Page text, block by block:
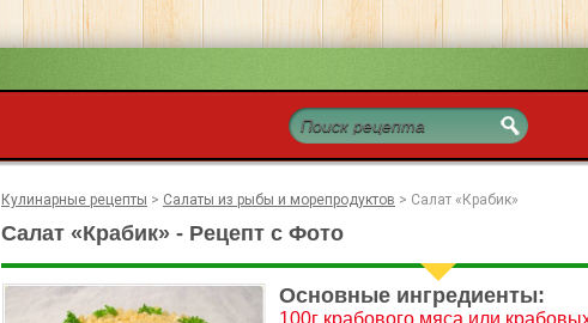
Кулинарные рецепты > Салаты из рыбы и морепродуктов > Салат «Крабик»
Салат «Крабик» - Рецепт с Фото
Основные ингредиенты:
100г крабового мяса или